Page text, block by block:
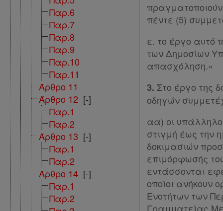
Όροι
χρήσης
Πολιτική
απορρήτου
και
cookies
Απόκτηση
Συνδρομής
Ατομική
συνδρομή
Παρ.6
Παρ.7
Παρ.8
Παρ.9
Παρ.10
Παρ.11
Άρθρο 11
Άρθρο 12 [-]
Παρ.1
Παρ.2
Άρθρο 13 [-]
Παρ.1
Παρ.2
Άρθρο 14 [-]
Παρ.1
Παρ.2
πέντε (5)
ε. το έργο αυτό
των Δημοσίων
απασχόληση.»
3. Στο έργο της
οδηγών
αα) οι
στιγμή έως την
δοκιμασιών
επιμόρφωσής
εντάσσονται
οποίοι ανήκουν
Ενοτήτων των
Γραμματείας